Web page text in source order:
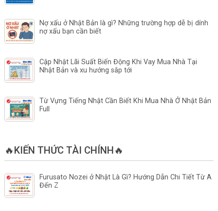
Nợ xấu ở Nhật Bản là gì? Những trường hợp dễ bị dính
nợ xấu bạn cần biết
Cập Nhật Lãi Suất Biến Động Khi Vay Mua Nhà Tại
Nhật Bản và xu hướng sắp tới
Từ Vựng Tiếng Nhật Cần Biết Khi Mua Nhà Ở Nhật Bản
Full
🔥KIẾN THỨC TÀI CHÍNH🔥
Furusato Nozei ở Nhật Là Gì? Hướng Dẫn Chi Tiết Từ A
Đến Z